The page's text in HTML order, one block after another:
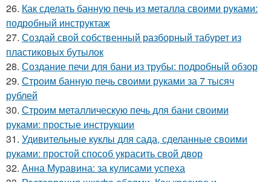
26. Как сделать банную печь из металла своими руками:
подробный инструктаж
27. Создай свой собственный разборный табурет из
пластиковых бутылок
28. Создание печи для бани из трубы: подробный обзор
29. Строим банную печь своими руками за 7 тысяч
рублей
30. Строим металлическую печь для бани своими
руками: простые инструкции
31. Удивительные куклы для сада, сделанные своими
руками: простой способ украсить свой двор
32. Анна Муравина: за кулисами успеха